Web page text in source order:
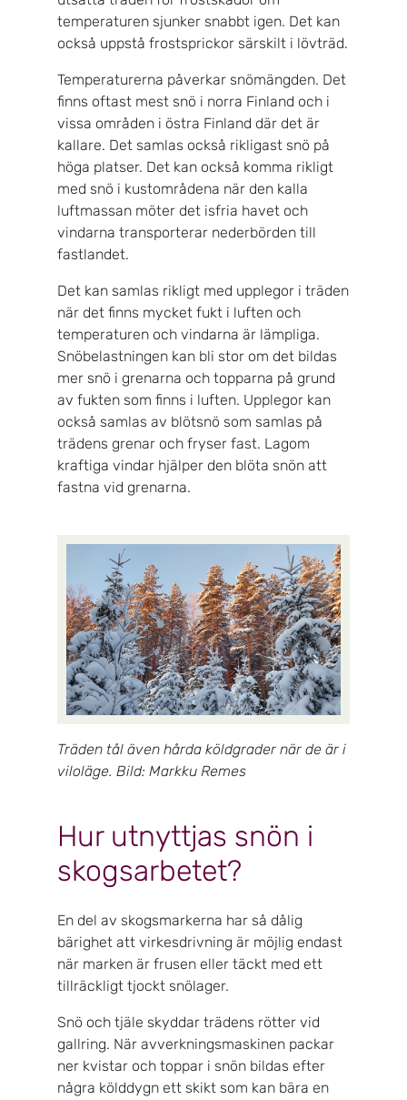
temperaturen sjunker snabbt igen. Det kan
också uppstå frostsprickor särskilt i lövträd.
Temperaturerna påverkar snömängden. Det
finns oftast mest snö i norra Finland och i
vissa områden i östra Finland där det är
kallare. Det samlas också rikligast snö på
höga platser. Det kan också komma rikligt
med snö i kustområdena när den kalla
luftmassan möter det isfria havet och
vindarna transporterar nederbörden till
fastlandet.
Det kan samlas rikligt med upplegor i träden
när det finns mycket fukt i luften och
temperaturen och vindarna är lämpliga.
Snöbelastningen kan bli stor om det bildas
mer snö i grenarna och topparna på grund
av fukten som finns i luften. Upplegor kan
också samlas av blötsnö som samlas på
trädens grenar och fryser fast. Lagom
kraftiga vindar hjälper den blöta snön att
fastna vid grenarna.
Träden tål även hårda köldgrader när de är i
viloläge. Bild: Markku Remes
Hur utnyttjas snön i
skogsarbetet?
En del av skogsmarkerna har så dålig
bärighet att virkesdrivning är möjlig endast
när marken är frusen eller täckt med ett
tillräckligt tjockt snölager.
Snö och tjäle skyddar trädens rötter vid
gallring. När avverkningsmaskinen packar
ner kvistar och toppar i snön bildas efter
några kölddygn ett skikt som kan bära en